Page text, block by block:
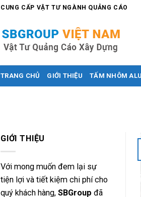
CUNG CẤP VẬT TƯ NGÀNH QUẢNG CÁO
TRANG CHỦ GIỚI THIỆU TẤM NHÔM ALU
GIỚI THIỆU
Với mong muốn đem lại sự
tiện lợi và tiết kiệm chi phí cho
quý khách hàng, SBGroup đã